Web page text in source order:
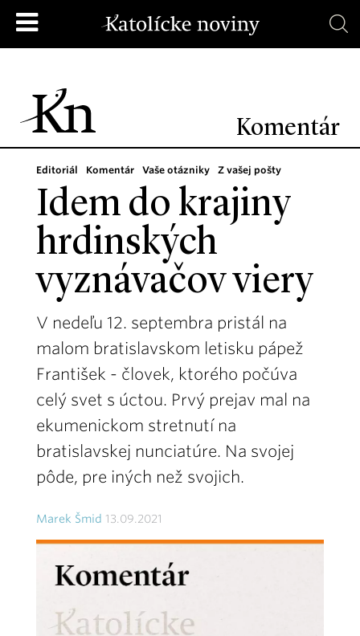
Komentár
Editoriál Komentár Vaše otázniky Z vašej pošty
Idem do krajiny
hrdinských
vyznávačov viery
V nedeľu 12. septembra pristál na
malom bratislavskom letisku pápež
František - človek, ktorého počúva
celý svet s úctou. Prvý prejav mal na
ekumenickom stretnutí na
bratislavskej nunciatúre. Na svojej
pôde, pre iných než svojich.
Marek Šmid 13.09.2021